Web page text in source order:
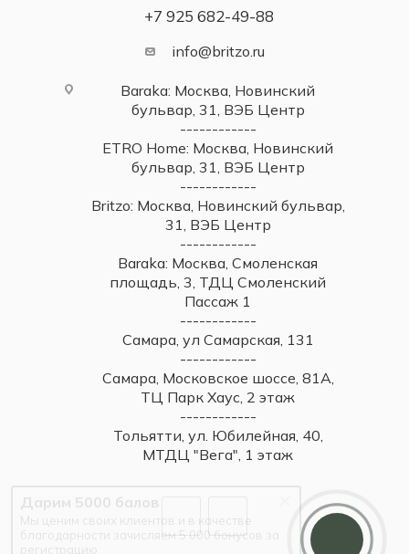
+7 925 682-49-88
info@britzo.ru
Baraka: Москва, Новинский
бульвар, 31, ВЭБ Центр
------------
ETRO Home: Москва, Новинский
бульвар, 31, ВЭБ Центр
------------
Britzo: Москва, Новинский бульвар,
31, ВЭБ Центр
------------
Baraka: Москва, Смоленская
площадь, 3, ТДЦ Смоленский
Пассаж 1
------------
Самара, ул Самарская, 131
------------
Самара, Московское шоссе, 81А,
ТЦ Парк Хаус, 2 этаж
------------
Тольятти, ул. Юбилейная, 40,
МТДЦ "Вега", 1 этаж
благодарности зачисляем 5 000 бонусов за